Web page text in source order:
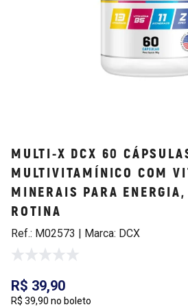
MULTI-X DCX 60
MULTIVITAMÍNICO COM
MINERAIS PARA
ROTINA
Ref.: M02573 | Marca: DCX
R$ 39,90
R$ 39,90 no boleto